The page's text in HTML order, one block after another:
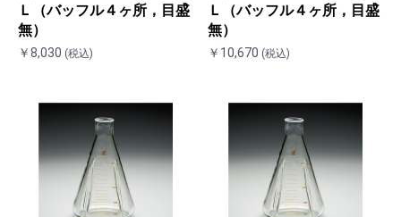
Ｌ（バッフル４ヶ所，目盛
無）
￥8,030 (税込)
Ｌ（バッフル４ヶ所，目盛
無）
￥10,670 (税込)